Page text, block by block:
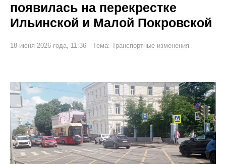
появилась на перекрестке
Ильинской и Малой Покровской
18 июня 2026 года, 11:36 Тема: Транспортные изменения